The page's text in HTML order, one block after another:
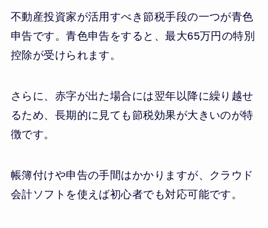
不動産投資家が活用すべき節税手段の一つが青色
申告です。青色申告をすると、最大65万円の特別
控除が受けられます。
さらに、赤字が出た場合には翌年以降に繰り越せ
るため、長期的に見ても節税効果が大きいのが特
徴です。
帳簿付けや申告の手間はかかりますが、クラウド
会計ソフトを使えば初心者でも対応可能です。